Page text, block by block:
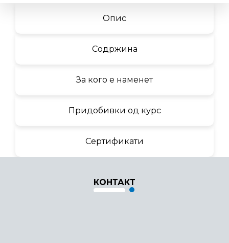
Опис
Содржина
За кого е наменет
Придобивки од курс
Сертификати
КОНТАКТ